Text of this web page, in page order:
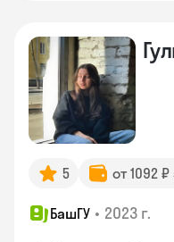
5 от 1092
БашГУ • 2023 г.